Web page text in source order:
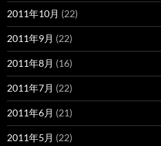
2011年10月 (22)
2011年9月 (22)
2011年8月 (16)
2011年7月 (22)
2011年6月 (21)
2011年5月 (22)